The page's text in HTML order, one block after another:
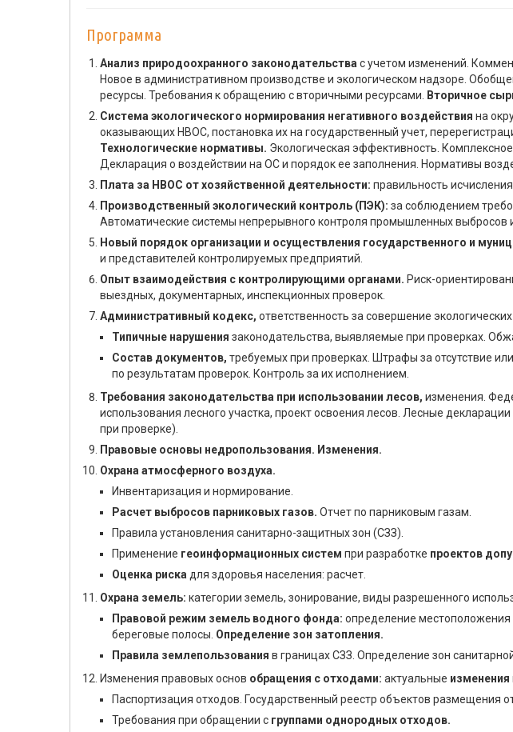
Программа
Анализ природоохранного законодательства с учетом изменений.
Новое в административном производстве и экологическом надзоре.
ресурсы. Требования к обращению с вторичными ресурсами.
Вторичное
Система экологического нормирования негативного воздействия на
оказывающих НВОС, постановка их на государственный учет,
Технологические нормативы. Экологическая эффективность.
Декларация о воздействии на ОС и порядок ее заполнения. Нормативы
Плата за НВОС от хозяйственной деятельности: правильность
Производственный экологический контроль (ПЭК): за соблюдением
Автоматические системы непрерывного контроля промышленных выбросов и
Новый порядок организации и осуществления государственного и
и представителей контролируемых предприятий.
Опыт взаимодействия с контролирующими органами. Риск-
выездных, документарных, инспекционных проверок.
Административный кодекс, ответственность за совершение
Типичные нарушения законодательства, выявляемые при проверках.
Состав документов, требуемых при проверках. Штрафы за отсутствие
по результатам проверок. Контроль за их исполнением.
Требования законодательства при использовании лесов, изменения.
использования лесного участка, проект освоения лесов. Лесные
при проверке).
Правовые основы недропользования. Изменения.
Охрана атмосферного воздуха.
Инвентаризация и нормирование.
Расчет выбросов парниковых газов. Отчет по парниковым газам.
Правила установления санитарно-защитных зон (СЗЗ).
Применение геоинформационных систем при разработке проектов
Оценка риска для здоровья населения: расчет.
Охрана земель: категории земель, зонирование, виды разрешенного
Правовой режим земель водного фонда: определение
береговые полосы. Определение зон затопления.
Правила землепользования в границах СЗЗ. Определение зон
Изменения правовых основ обращения с отходами: актуальные изменения
Паспортизация отходов. Государственный реестр объектов размещения
Требования при обращении с группами однородных отходов.